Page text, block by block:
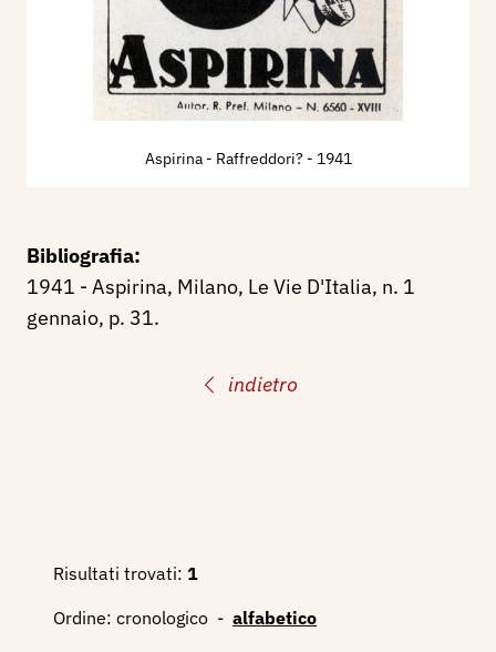
indietro
Aspirina - Raffreddori? - 1941
Bibliografia:
1941 - Aspirina, Milano, Le Vie D'Italia, n. 1
gennaio, p. 31.
Risultati trovati: 1
Ordine: cronologico - alfabetico